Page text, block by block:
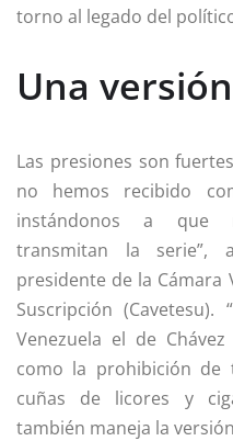
torno al legado del
Una
Las presiones son
no hemos recibido
instándonos a que
transmitan la serie”,
presidente de la Cámara
Suscripción
Venezuela el de
como la prohibición de
cuñas de licores y
también maneja la